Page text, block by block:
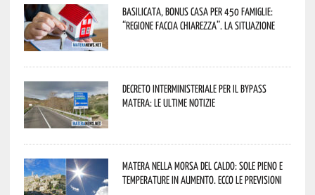
Basilicata, Bonus casa per 450 famiglie:
“Regione faccia chiarezza”. La situazione
Decreto interministeriale per il Bypass
Matera: le ultime notizie
Matera nella morsa del caldo: sole pieno e
temperature in aumento. Ecco le previsioni